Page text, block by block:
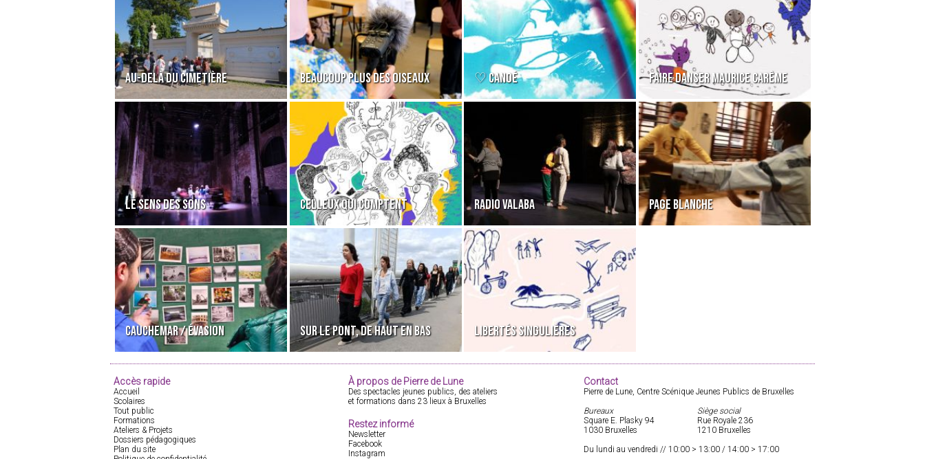
AU-DELÀ DU CIMETIÈRE BEAUCOUP PLUS DES OISEAUX ♡ CANOÉ FAIRE DANSER MAURICE CARÊME
LE SENS DES SONS CELLEUX QUI COMPTENT RADIO VALABA PAGE BLANCHE
CAUCHEMAR / ÉVASION SUR LE PONT, DE HAUT EN BAS LIBERTÉS SINGULIÈRES
Accès rapide
Accueil
Scolaires
Tout public
Formations
Ateliers & Projets
Dossiers pédagogiques
Plan du site
À propos de Pierre de Lune
Des spectacles jeunes publics, des ateliers
et formations dans 23 lieux à Bruxelles
Restez informé
Newsletter
Facebook
Instagram
Contact
Pierre de Lune, Centre Scénique Jeunes Publics de Bruxelles
Bureaux
Square E. Plasky 94
1030 Bruxelles
Siège social
Rue Royale 236
1210 Bruxelles
Du lundi au vendredi // 10:00 > 13:00 / 14:00 > 17:00